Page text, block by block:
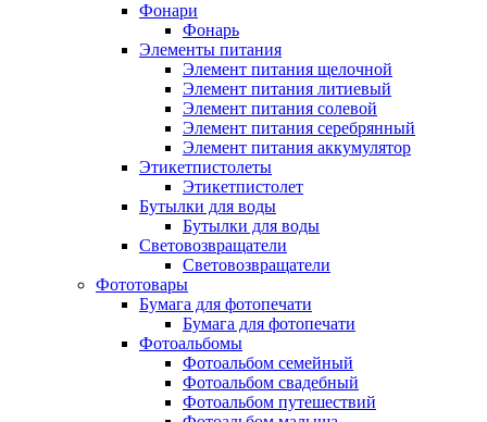
Фонари
Фонарь
Элементы питания
Элемент питания щелочной
Элемент питания литиевый
Элемент питания солевой
Элемент питания серебрянный
Элемент питания аккумулятор
Этикетпистолеты
Этикетпистолет
Бутылки для воды
Бутылки для воды
Световозвращатели
Световозвращатели
Фототовары
Бумага для фотопечати
Бумага для фотопечати
Фотоальбомы
Фотоальбом семейный
Фотоальбом свадебный
Фотоальбом путешествий